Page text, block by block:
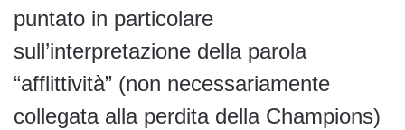
puntato in particolare
sull’interpretazione della parola
“afflittività” (non necessariamente
collegata alla perdita della Champions)